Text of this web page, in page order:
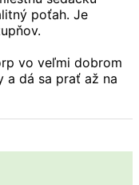
vo veľmi dobrom
a dá sa prať až na